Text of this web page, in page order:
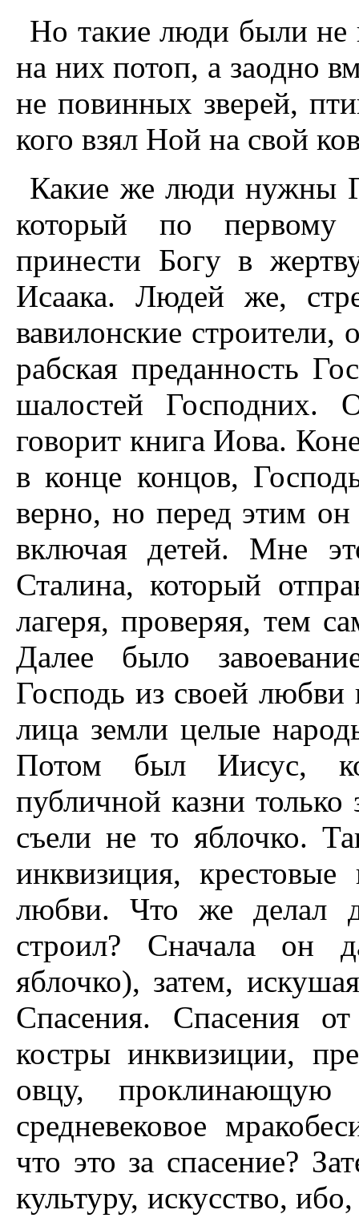
Но такие люди были
на них потоп, а заодно
не повинных зверей,
кого взял Ной на свой
Какие же люди нужны
который по первому
принести Богу в
Исаака. Людей же,
вавилонские
рабская преданность
шалостей Господних.
говорит книга Иова.
в конце концов,
верно, но перед этим он
включая детей. Мне
Сталина, который
лагеря, проверяя, тем
Далее было
Господь из своей любви
лица земли целые
Потом был Иисус,
публичной казни
съели не то яблочко.
инквизиция,
любви. Что же делал
строил? Сначала он
яблочко), затем,
Спасения. Спасения
костры инквизиции,
овцу,
средневековое
что это за спасение?
культуру, искусство,